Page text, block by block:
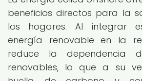
beneficios directos para la
los hogares. Al integrar
energía renovable en la
reduce la dependencia
renovables, lo que a su